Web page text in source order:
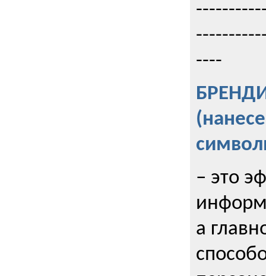
----
– это
а